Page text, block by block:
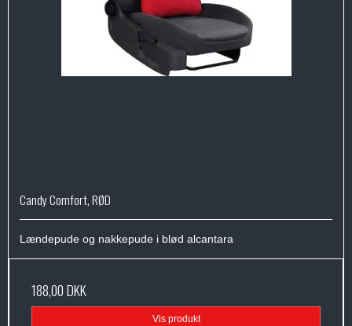
Candy Comfort, RØD
Lændepude og nakkepude i blød alcantara
188,00 DKK
Vis produkt